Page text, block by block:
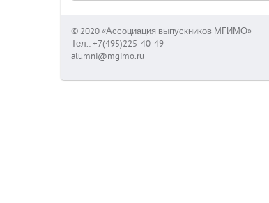
© 2020 «Ассоциация выпускников МГИМО»
Тел.: +7(495)225-40-49
alumni@mgimo.ru